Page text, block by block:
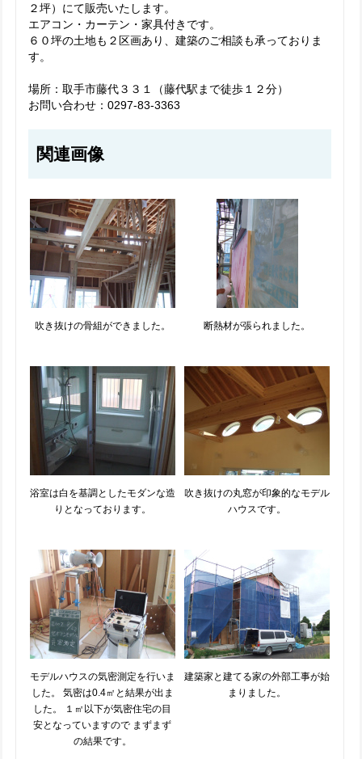
２坪）にて販売いたします。
エアコン・カーテン・家具付きです。
６０坪の土地も２区画あり、建築のご相談も承っておりま
す。
場所：取手市藤代３３１（藤代駅まで徒歩１２分）
お問い合わせ：0297-83-3363
関連画像
吹き抜けの骨組ができました。 断熱材が張られました。
浴室は白を基調としたモダンな造
りとなっております。
吹き抜けの丸窓が印象的なモデル
ハウスです。
モデルハウスの気密測定を行いま
した。 気密は0.4㎡と結果が出ま
した。 １㎡以下が気密住宅の目
安となっていますので まずまず
の結果です。
建築家と建てる家の外部工事が始
まりました。